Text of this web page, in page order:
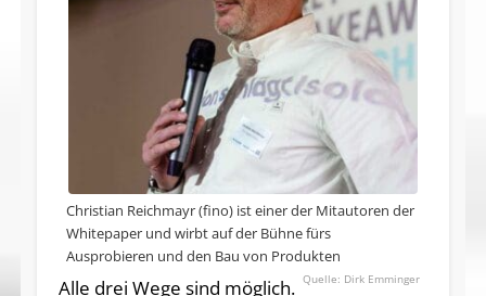
Christian Reichmayr (fino) ist einer der Mitautoren der
Whitepaper und wirbt auf der Bühne fürs
Ausprobieren und den Bau von Produkten
Dirk Emminger
Alle drei Wege sind möglich.